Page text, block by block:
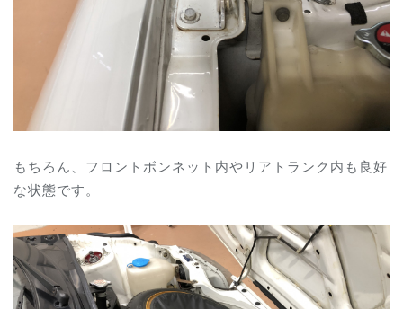
もちろん、フロントボンネット内やリアトランク内も良好
な状態です。